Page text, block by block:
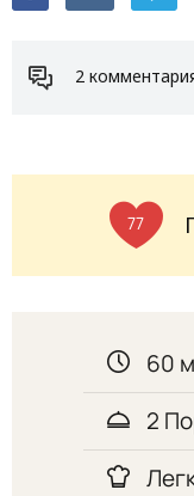
2
77
60
2